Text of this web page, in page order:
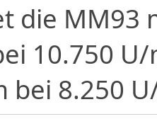
die MM93
10.750
bei 8.250